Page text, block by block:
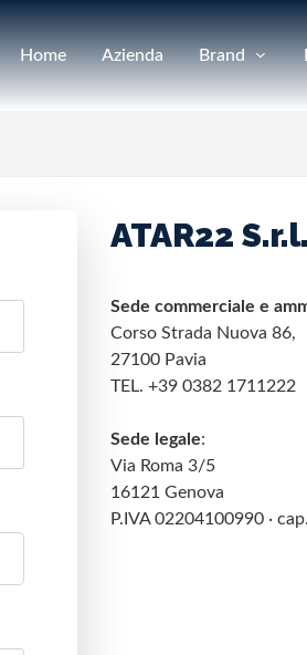
Home Azienda Brand
ATAR22 S.r.l.
Sede commerciale e
Corso Strada Nuova 86,
27100 Pavia
TEL. +39 0382 1711222
Sede legale:
Via Roma 3/5
16121 Genova
P.IVA 02204100990 ·